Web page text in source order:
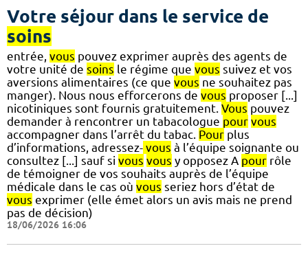
Votre séjour dans le service de
soins
entrée, vous pouvez exprimer auprès des agents de
votre unité de soins le régime que vous suivez et vos
aversions alimentaires (ce que vous ne souhaitez pas
manger). Nous nous efforcerons de vous proposer [...]
nicotiniques sont fournis gratuitement. Vous pouvez
demander à rencontrer un tabacologue pour vous
accompagner dans l’arrêt du tabac. Pour plus
d’informations, adressez- vous à l’équipe soignante ou
consultez [...] sauf si vous vous y opposez A pour rôle
de témoigner de vos souhaits auprès de l’équipe
médicale dans le cas où vous seriez hors d’état de
vous exprimer (elle émet alors un avis mais ne prend
pas de décision)
18/06/2026 16:06